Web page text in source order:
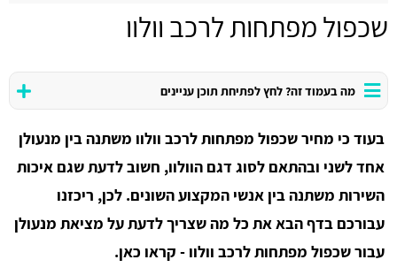
שכפול מפתחות לרכב וולוו
מה בעמוד זה? לחץ לפתיחת תוכן עניינים
בעוד כי מחיר שכפול מפתחות לרכב וולוו משתנה בין מנעולן
אחד לשני ובהתאם לסוג דגם הוולוו, חשוב לדעת שגם איכות
השירות משתנה בין אנשי המקצוע השונים. לכן, ריכזנו
עבורכם בדף הבא את כל מה שצריך לדעת על מציאת מנעולן
עבור שכפול מפתחות לרכב וולוו - קראו כאן.